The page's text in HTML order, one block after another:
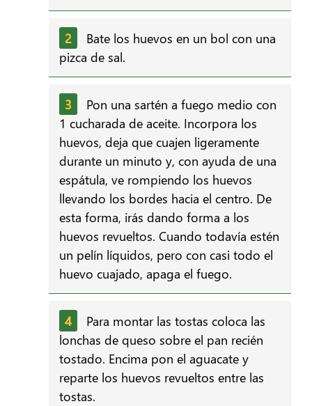
Bate los huevos en un bol con una
pizca de sal.
Pon una sartén a fuego medio con
1 cucharada de aceite. Incorpora los
huevos, deja que cuajen ligeramente
durante un minuto y, con ayuda de una
espátula, ve rompiendo los huevos
llevando los bordes hacia el centro. De
esta forma, irás dando forma a los
huevos revueltos. Cuando todavía estén
un pelín líquidos, pero con casi todo el
huevo cuajado, apaga el fuego.
Para montar las tostas coloca las
lonchas de queso sobre el pan recién
tostado. Encima pon el aguacate y
reparte los huevos revueltos entre las
tostas.